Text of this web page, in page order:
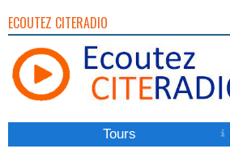
ECOUTEZ CITERADIO
Tours